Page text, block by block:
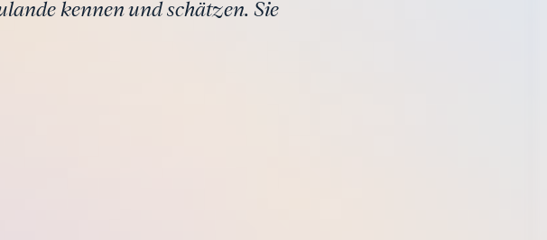
kennen und schätzen. Sie